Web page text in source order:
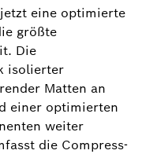
eine optimierte
größte
Die
isolierter
Matten an
einer optimierten
weiter
die Compress-